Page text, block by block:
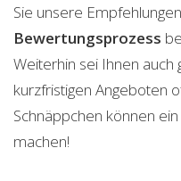
Sie unsere
Bewertungsprozess
Weiterhin sei Ihnen auch
kurzfristigen Angeboten
Schnäppchen können
machen!